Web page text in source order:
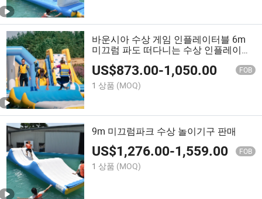
바운시아 수상 게임 인플레이터블 6m
미끄럼 파도 떠다니는 수상 인플레이터
US$873.00-1,050.00 FOB
1 상품 (MOQ)
9m 미끄럼파크 수상 놀이기구 판매
US$1,276.00-1,559.00 FOB
1 상품 (MOQ)